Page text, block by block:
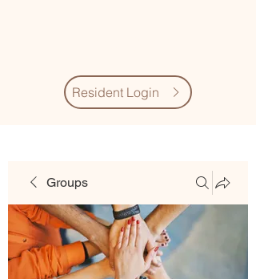
Resident Login
Groups